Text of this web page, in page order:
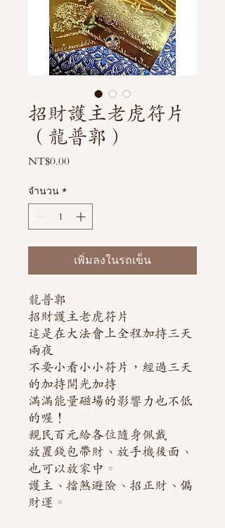
招財護主老虎符片
（龍普郭）
NT$0.00ราคา
จำนวน *
เพิ่มลงในรถเข็น
龍普郭
招財護主老虎符片
這是在大法會上全程加持三天
兩夜
不要小看小小符片，經過三天
的加持開光加持
滿滿能量磁場的影響力也不低
的喔！
親民百元給各位隨身佩戴
放置錢包帶財、放手機後面、
也可以放家中。
護主、擋煞避險、招正財、偏
財運。